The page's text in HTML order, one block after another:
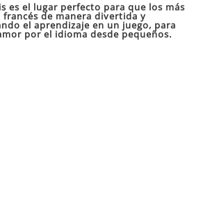
es el lugar perfecto para que los más
de manera divertida y
el aprendizaje en un juego, para
por el idioma desde pequeños.